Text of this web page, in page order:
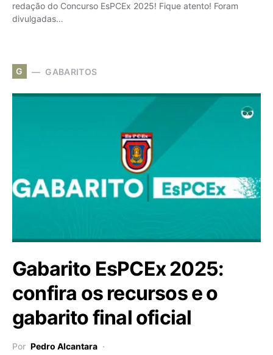
redação do Concurso EsPCEx 2025! Fique atento! Foram
divulgadas…
G GABARITOS
Gabarito EsPCEx 2025:
confira os recursos e o
gabarito final oficial
Por Pedro Alcantara